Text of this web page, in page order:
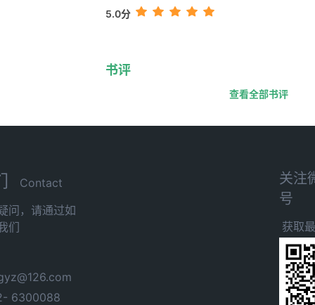
5.0分
书评
查看全部书评
Contact
问，请通过如
们
6300088
关注
号
获取